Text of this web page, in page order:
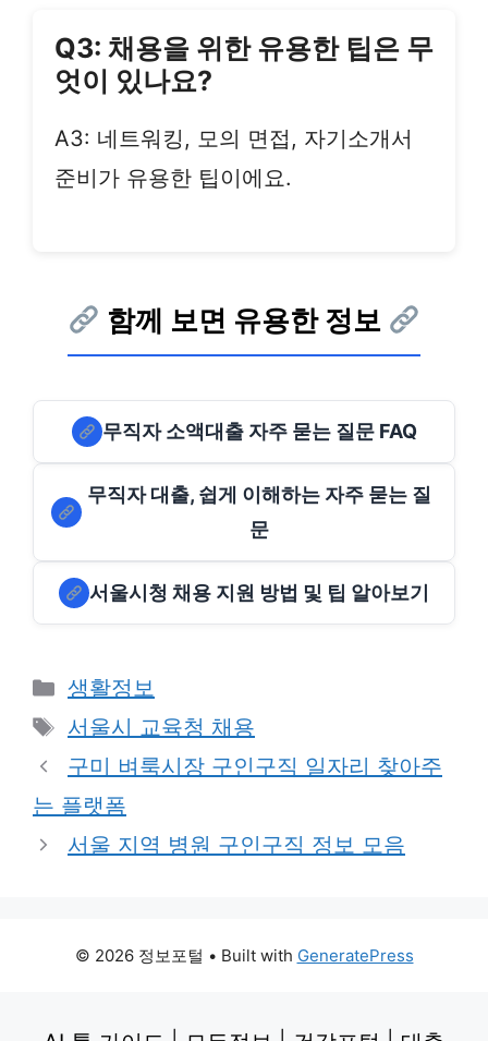
Q3: 채용을 위한 유용한 팁은 무
엇이 있나요?
A3: 네트워킹, 모의 면접, 자기소개서
준비가 유용한 팁이에요.
함께 보면 유용한 정보
무직자 소액대출 자주 묻는 질문 FAQ
무직자 대출, 쉽게 이해하는 자주 묻는 질
문
서울시청 채용 지원 방법 및 팁 알아보기
Categories
생활정보
Tags
서울시 교육청 채용
구미 벼룩시장 구인구직 일자리 찾아주
는 플랫폼
서울 지역 병원 구인구직 정보 모음
© 2026 정보포털 • Built with GeneratePress